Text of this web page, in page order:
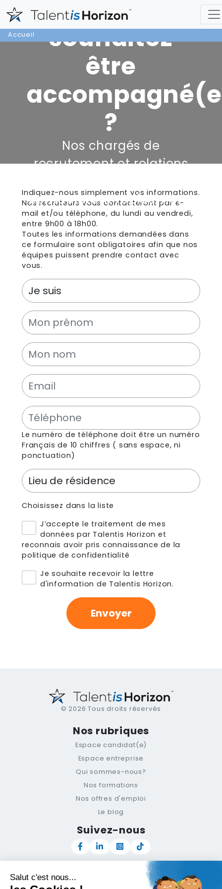
Accueil
Vous
souhaitez
être
?
Nos chargés de
recrutement et relations
contacteront rapidement.
Indiquez-nous simplement vos informations.
Nos recruteurs vous contacteront par e-
mail et/ou téléphone, du lundi au vendredi,
entre 9h00 à 18h00.
Toutes les informations demandées dans
ce formulaire sont obligatoires afin que nos
équipes puissent prendre contact avec
vous.
Le numéro de téléphone doit être un numéro
Français de 10 chiffres ( sans espace, ni
ponctuation)
Choisissez dans la liste
J’accepte le traitement de mes
données par Talentis Horizon et
reconnais avoir pris connaissance de la
politique de confidentialité
Je souhaite recevoir la lettre
d'information de Talentis Horizon.
Envoyer
© 2026 Tous droits réservés
Nos rubriques
Espace candidat(e)
Espace entreprise
Qui sommes-nous?
Nos formations
Nos offres d'emploi
Le blog
Suivez-nous
Newsletter